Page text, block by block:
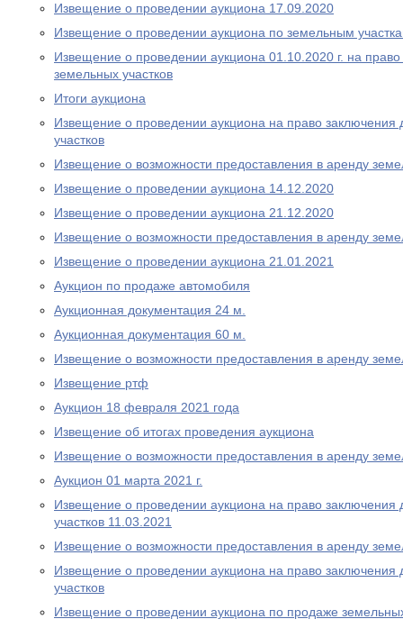
Извещение о проведении аукциона 17.09.2020
Извещение о проведении аукциона по земельным
Извещение о проведении аукциона 01.10.2020 г. на
земельных участков
Итоги аукциона
Извещение о проведении аукциона на право заключения
участков
Извещение о возможности предоставления в аренду
Извещение о проведении аукциона 14.12.2020
Извещение о проведении аукциона 21.12.2020
Извещение о возможности предоставления в аренду
Извещение о проведении аукциона 21.01.2021
Аукцион по продаже автомобиля
Аукционная документация 24 м.
Аукционная документация 60 м.
Извещение о возможности предоставления в аренду
Извещение ртф
Аукцион 18 февраля 2021 года
Извещение об итогах проведения аукциона
Извещение о возможности предоставления в аренду
Аукцион 01 марта 2021 г.
Извещение о проведении аукциона на право заключения
участков 11.03.2021
Извещение о возможности предоставления в аренду
Извещение о проведении аукциона на право заключения
участков
Извещение о проведении аукциона по продаже